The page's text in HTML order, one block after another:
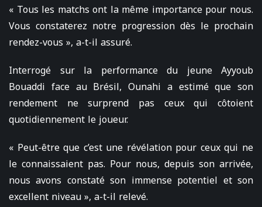
« Tous les matchs ont la même importance pour nous.
Vous constaterez notre progression dès le prochain
rendez-vous », a-t-il assuré.
Interrogé sur la performance du jeune Ayyoub
Bouaddi face au Brésil, Ounahi a estimé que son
rendement ne surprend pas ceux qui côtoient
quotidiennement le joueur.
« Peut-être que c’est une révélation pour ceux qui ne
le connaissaient pas. Pour nous, depuis son arrivée,
nous avons constaté son immense potentiel et son
excellent niveau », a-t-il relevé.